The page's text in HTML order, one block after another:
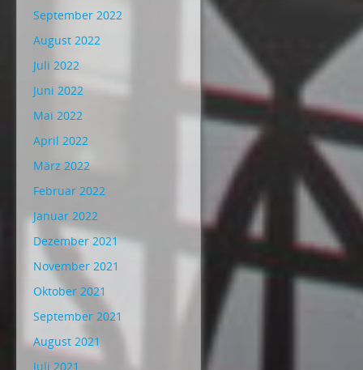
September 2022
August 2022
Juli 2022
Juni 2022
Mai 2022
April 2022
März 2022
Februar 2022
Januar 2022
Dezember 2021
November 2021
Oktober 2021
September 2021
August 2021
Juli 2021